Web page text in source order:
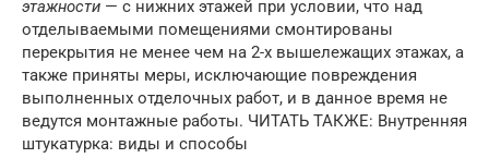
этажности — с нижних этажей при условии, что над
отделываемыми помещениями смонтированы
перекрытия не менее чем на 2-х вышележащих этажах, а
также приняты меры, исключающие повреждения
выполненных отделочных работ, и в данное время не
ведутся монтажные работы. ЧИТАТЬ ТАКЖЕ: Внутренняя
штукатурка: виды и способы